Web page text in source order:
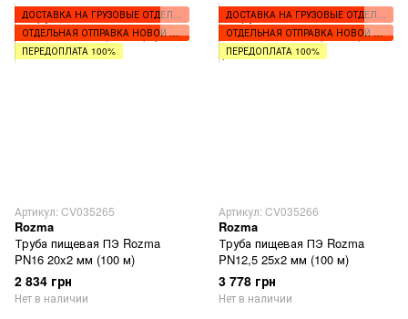
ДОСТАВКА НА ГРУЗОВЫЕ ОТДЕЛЕНИЯ
ОТДЕЛЬНАЯ ОТПРАВКА НОВОЙ ПОЧТОЙ
ПЕРЕДОПЛАТА 100%
Артикул: CV035265
Rozma
Труба пищевая ПЭ Rozma
PN16 20x2 мм (100 м)
2 834 грн
Нет в наличии
ДОСТАВКА НА ГРУЗОВЫЕ ОТДЕЛЕНИЯ
ОТДЕЛЬНАЯ ОТПРАВКА НОВОЙ ПОЧТОЙ
ПЕРЕДОПЛАТА 100%
Артикул: CV035266
Rozma
Труба пищевая ПЭ Rozma
PN12,5 25x2 мм (100 м)
3 778 грн
Нет в наличии